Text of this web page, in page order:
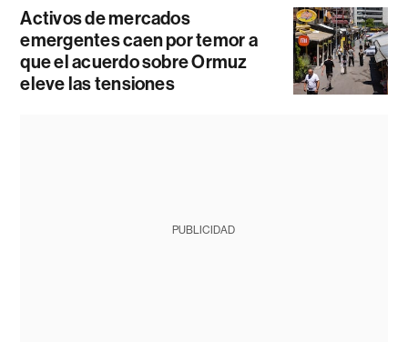
Activos de mercados
emergentes caen por temor a
que el acuerdo sobre Ormuz
eleve las tensiones
PUBLICIDAD